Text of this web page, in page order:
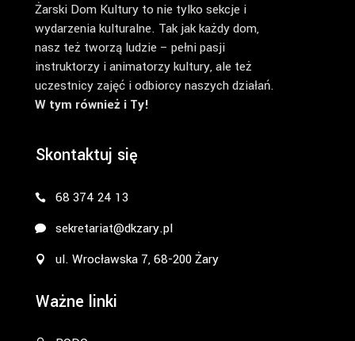
Żarski Dom Kultury to nie tylko sekcje i
wydarzenia kulturalne. Tak jak każdy dom,
nasz też tworzą ludzie – pełni pasji
instruktorzy i animatorzy kultury, ale też
uczestnicy zajęć i odbiorcy naszych działań.
W tym również i Ty!
Skontaktuj się
68 374 24 13
sekretariat@dkzary.pl
ul. Wrocławska 7, 68-200 Żary
Ważne linki